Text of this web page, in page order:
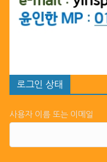
로그인 상태
사용자 이름 또는 이메일